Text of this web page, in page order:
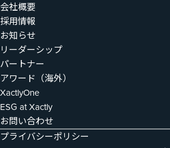
会社概要
採用情報
お知らせ
リーダーシップ
パートナー
アワード（海外）
XactlyOne
ESG at Xactly
お問い合わせ
プライバシーポリシー